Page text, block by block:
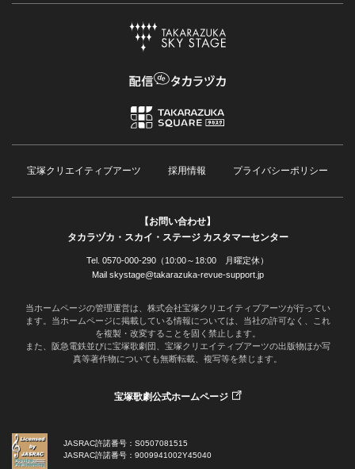
宝塚クリエイティブアーツ 採用情報 プライバシーポリシー
【お問い合わせ】
タカラヅカ・スカイ・ステージ カスタマーセンター
Tel. 0570-000-290（10:00～18:00 月曜定休）
Mail skystage@takarazuka-revue-support.jp
当ホームページの管理運営は、株式会社宝塚クリエイティブアーツが行ってい
ます。当ホームページに掲載している情報については、当社の許可なく、これ
を複製・改変することを固く禁止します。
また、阪急電鉄並びに宝塚歌劇団、宝塚クリエイティブアーツの出版物ほか写
真等著作物についても無断転載、複写等を禁じます。
宝塚歌劇公式ホームページ
JASRAC許諾番号：S0507081515
JASRAC許諾番号：9009941002Y45040